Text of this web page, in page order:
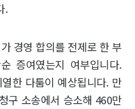
.
경영 합의를 전제로 한 부
증여였는지 여부입니다.
한 다툼이 예상됩니다. 만
구 소송에서 승소해 460만